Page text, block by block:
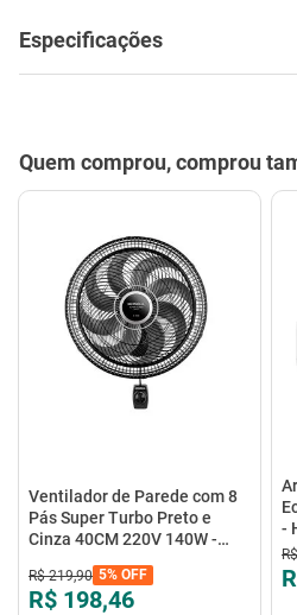
Especificações
Quem comprou, comprou
Ventilador de Parede com 8
Pás Super Turbo Preto e
Cinza 40CM 220V 140W -
R$ 219,90 5% OFF
R$ 198,46
-
R$